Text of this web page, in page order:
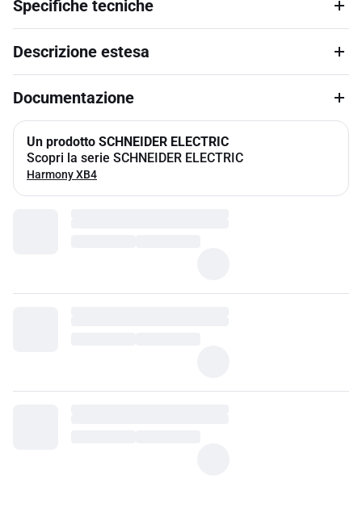
Specifiche tecniche
Descrizione estesa
Documentazione
Un prodotto SCHNEIDER ELECTRIC
Scopri la serie SCHNEIDER ELECTRIC
Harmony XB4